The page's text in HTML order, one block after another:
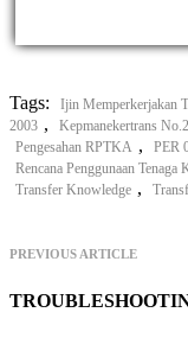
Tags: Ijin Memperkerjakan
2003 , Kepmanekertrans
Pengesahan RPTKA , PER
Rencana Penggunaan Tenaga
Transfer Knowledge ,
PREVIOUS ARTICLE